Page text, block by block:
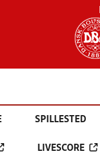
SPILLESTED
LIVESCORE